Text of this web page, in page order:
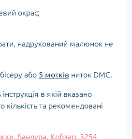
окрас;
надрукований малюнок не
бісеру або 5 мотків ниток DMC.
в якій вказано
кількість та рекомендовані
, бандура, Кобзар, 3254